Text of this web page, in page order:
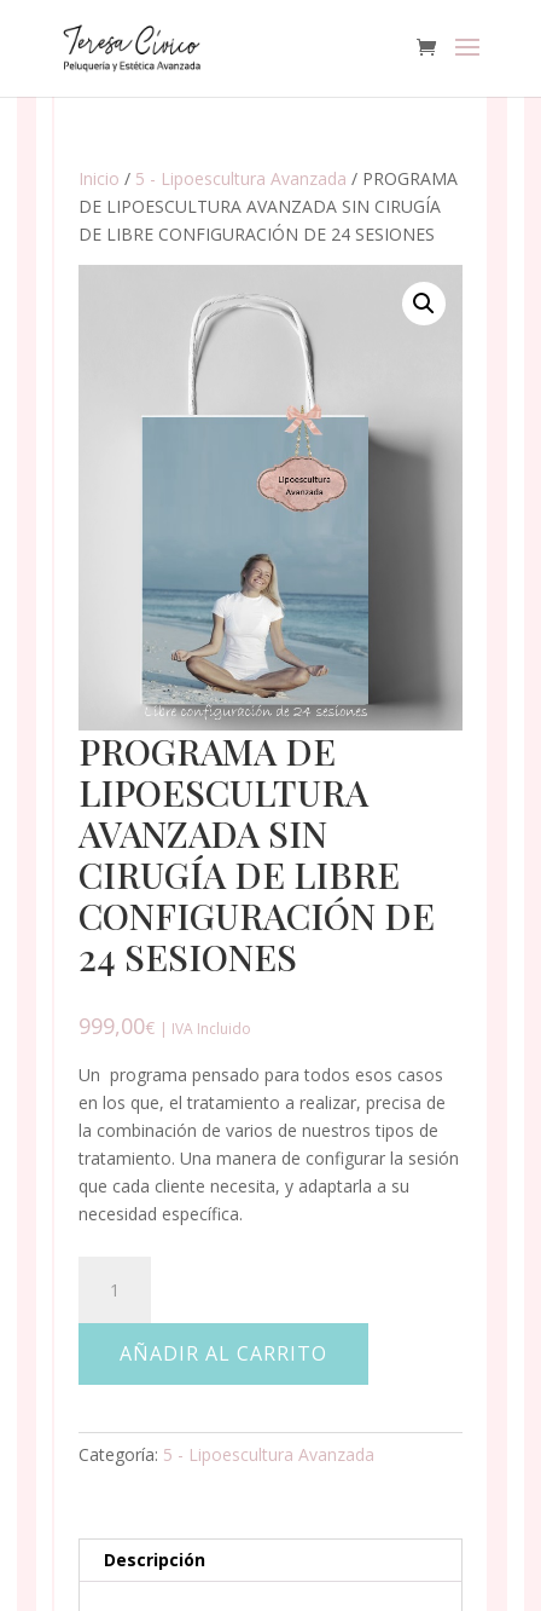
Inicio / 5 - Lipoescultura Avanzada / PROGRAMA
DE LIPOESCULTURA AVANZADA SIN CIRUGÍA
DE LIBRE CONFIGURACIÓN DE 24 SESIONES
PROGRAMA DE
LIPOESCULTURA
AVANZADA SIN
CIRUGÍA DE LIBRE
CONFIGURACIÓN DE
24 SESIONES
999,00€ | IVA Incluido
Un programa pensado para todos esos casos
en los que, el tratamiento a realizar, precisa de
la combinación de varios de nuestros tipos de
tratamiento. Una manera de configurar la sesión
que cada cliente necesita, y adaptarla a su
necesidad específica.
LIPOESCULTURA
AVANZADA
SIN
DE
LIBRE
SESIONES
AÑADIR AL CARRITO
Categoría: 5 - Lipoescultura Avanzada
Descripción